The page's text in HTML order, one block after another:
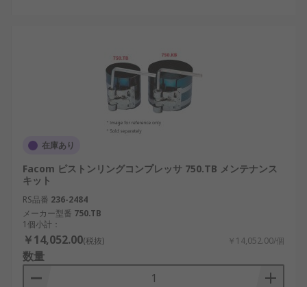
在庫あり
Facom ピストンリングコンプレッサ 750.TB メンテナンス
キット
RS品番 236-2484
メーカー型番 750.TB
1個小計：
￥14,052.00(税抜) ￥14,052.00/個
数量